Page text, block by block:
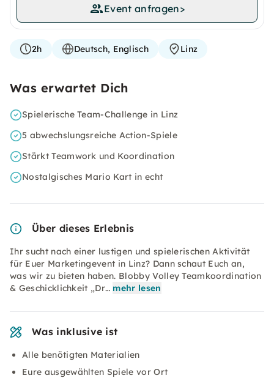
Event anfragen>
2h Deutsch, Englisch Linz
Was erwartet Dich
Spielerische Team-Challenge in Linz
5 abwechslungsreiche Action-Spiele
Stärkt Teamwork und Koordination
Nostalgisches Mario Kart in echt
Über dieses Erlebnis
Ihr sucht nach einer lustigen und spielerischen Aktivität
für Euer Marketingevent in Linz? Dann schaut Euch an,
was wir zu bieten haben. Blobby Volley Teamkoordination
& Geschicklichkeit „Dr… mehr lesen
Was inklusive ist
Alle benötigten Materialien
Eure ausgewählten Spiele vor Ort